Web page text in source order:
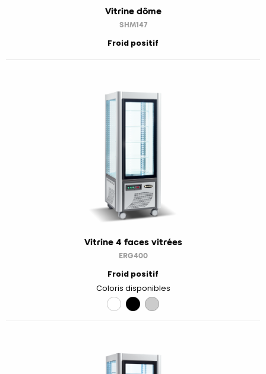
Vitrine dôme
SHM147
Froid positif
Vitrine 4 faces vitrées
ERG400
Froid positif
Coloris disponibles